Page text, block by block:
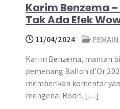
Karim Benzema
Tak Ada Efek
11/04/2024
Karim Benzema, mantan
pemenang Ballon d’Or
memberikan komentar
mengenai Rodri. […]